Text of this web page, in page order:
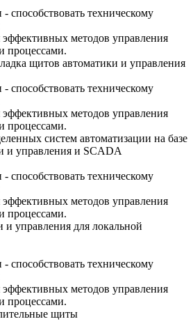
способствовать техническому
эффективных методов управления
процессами.
щитов автоматики и управления
способствовать техническому
эффективных методов управления
процессами.
систем автоматизации на базе
и управления и SCADA
способствовать техническому
эффективных методов управления
процессами.
управления для локальной
способствовать техническому
эффективных методов управления
процессами.
щиты